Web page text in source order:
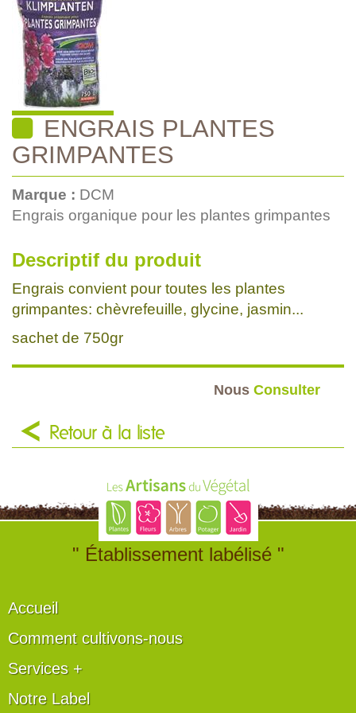
ENGRAIS PLANTES
GRIMPANTES
Marque : DCM
Engrais organique pour les plantes grimpantes
Descriptif du produit
Engrais convient pour toutes les plantes
grimpantes: chèvrefeuille, glycine, jasmin...
sachet de 750gr
Nous Consulter
Retour à la liste
" Établissement labélisé "
Accueil
Comment cultivons-nous
Services +
Notre Label